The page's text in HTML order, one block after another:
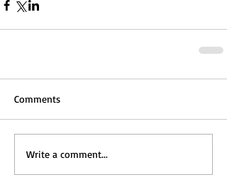
Comments
Write a comment...